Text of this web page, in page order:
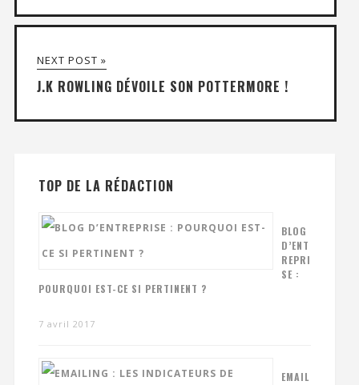
NEXT POST »
J.K ROWLING DÉVOILE SON POTTERMORE !
TOP DE LA RÉDACTION
BLOG
D’ENT
REPRI
SE :
POURQUOI EST-CE SI PERTINENT ?
7 avril 2017
EMAIL